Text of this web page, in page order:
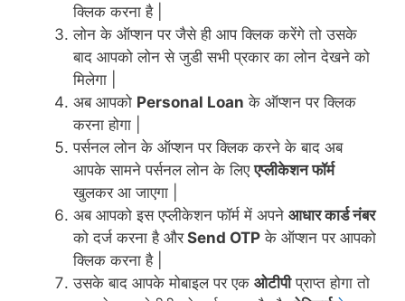
क्लिक करना है |
लोन के ऑप्शन पर जैसे ही आप क्लिक करेंगे तो उसके
बाद आपको लोन से जुडी सभी प्रकार का लोन देखने को
मिलेगा |
अब आपको Personal Loan के ऑप्शन पर क्लिक
करना होगा |
पर्सनल लोन के ऑप्शन पर क्लिक करने के बाद अब
आपके सामने पर्सनल लोन के लिएएप्लीकेशन फॉर्म
खुलकर आ जाएगा |
अब आपको इस एप्लीकेशन फॉर्म में अपने आधार कार्ड नंबर
को दर्ज करना है औरSend OTP के ऑप्शन पर आपको
क्लिक करना है |
उसके बाद आपके मोबाइल पर एक ओटीपीप्राप्त होगा तो